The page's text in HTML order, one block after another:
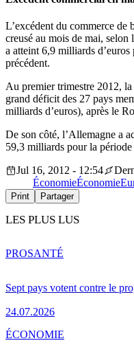
L’excédent du commerce de
creusé au mois de mai, selon
a atteint 6,9 milliards
précédent.
Au premier trimestre 2012,
grand déficit des 27 pays
milliards d’euros), après le
De son côté, l’Allemagne a
59,3 milliards pour la
Jul 16, 2012 - 12:54
ÉconomieÉconomie
Print Partager
LES PLUS LUS
Sept pays votent contre le
24.07.2026
PROSANTÉ
ÉCONOMIE